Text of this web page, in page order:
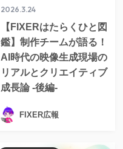
2026.3.24
【FIXERはたらくひと図
鑑】制作チームが語る！
AI時代の映像生成現場の
リアルとクリエイティブ
成長論 -後編-
FIXER広報